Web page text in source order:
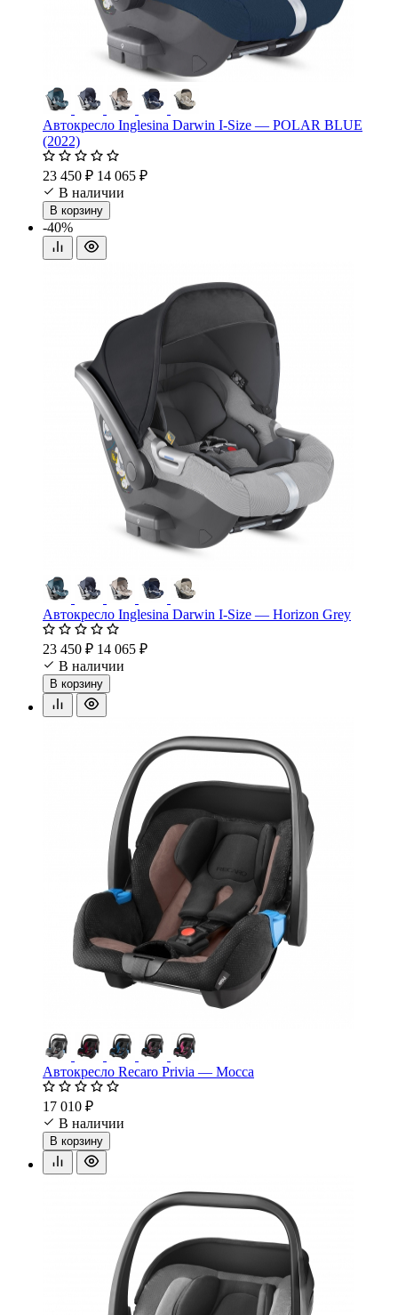
Автокресло Inglesina Darwin I-Size — POLAR BLUE
(2022)
23 450 ₽ 14 065 ₽
В наличии
В корзину
-40%
Автокресло Inglesina Darwin I-Size — Horizon Grey
23 450 ₽ 14 065 ₽
В наличии
В корзину
Автокресло Recaro Privia — Mocca
17 010 ₽
В наличии
В корзину